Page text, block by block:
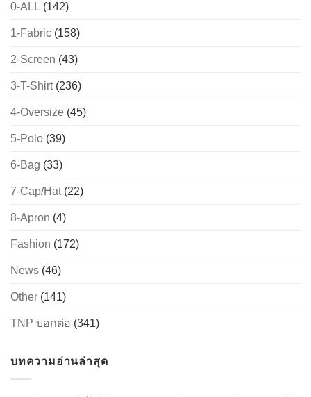
0-ALL (142)
1-Fabric (158)
2-Screen (43)
3-T-Shirt(236)
4-Oversize (45)
5-Polo (39)
6-Bag (33)
7-Cap/Hat(22)
8-Apron (4)
Fashion (172)
News (46)
Other (141)
TNP บอกต่อ (341)
บทความอ่านล่าสุด